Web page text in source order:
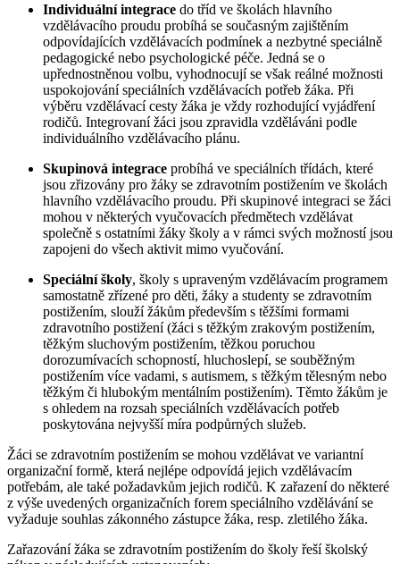
Individuální integrace do tříd ve školách hlavního
vzdělávacího proudu probíhá se současným zajištěním
odpovídajících vzdělávacích podmínek a nezbytné speciálně
pedagogické nebo psychologické péče. Jedná se o
upřednostněnou volbu, vyhodnocují se však reálné možnosti
uspokojování speciálních vzdělávacích potřeb žáka. Při
výběru vzdělávací cesty žáka je vždy rozhodující vyjádření
rodičů. Integrovaní žáci jsou zpravidla vzděláváni podle
individuálního vzdělávacího plánu.
Skupinová integrace probíhá ve speciálních třídách, které
jsou zřizovány pro žáky se zdravotním postižením ve školách
hlavního vzdělávacího proudu. Při skupinové integraci se žáci
mohou v některých vyučovacích předmětech vzdělávat
společně s ostatními žáky školy a v rámci svých možností jsou
zapojeni do všech aktivit mimo vyučování.
Speciální školy, školy s upraveným vzdělávacím programem
samostatně zřízené pro děti, žáky a studenty se zdravotním
postižením, slouží žákům především s těžšími formami
zdravotního postižení (žáci s těžkým zrakovým postižením,
těžkým sluchovým postižením, těžkou poruchou
dorozumívacích schopností, hluchoslepí, se souběžným
postižením více vadami, s autismem, s těžkým tělesným nebo
těžkým či hlubokým mentálním postižením). Těmto žákům je
s ohledem na rozsah speciálních vzdělávacích potřeb
poskytována nejvyšší míra podpůrných služeb.
Žáci se zdravotním postižením se mohou vzdělávat ve variantní
organizační formě, která nejlépe odpovídá jejich vzdělávacím
potřebám, ale také požadavkům jejich rodičů. K zařazení do některé
z výše uvedených organizačních forem speciálního vzdělávání se
vyžaduje souhlas zákonného zástupce žáka, resp. zletilého žáka.
Zařazování žáka se zdravotním postižením do školy řeší školský